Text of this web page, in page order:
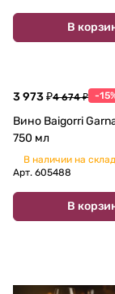
В
3 973 ₽4 674 ₽ -
Вино Baigorri Garnacha DOC
750 мл
В наличии на
Арт. 605488
В